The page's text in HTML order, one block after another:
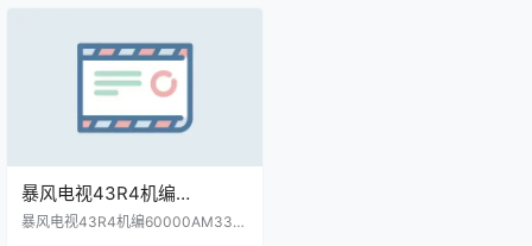
暴风电视43R4机编
60000AM3300主程序
暴风电视43R4机编60000AM330